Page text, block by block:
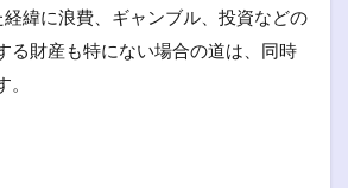
緯に浪費、ギャンブル、投資などの
る財産も特にない場合の道は、同時